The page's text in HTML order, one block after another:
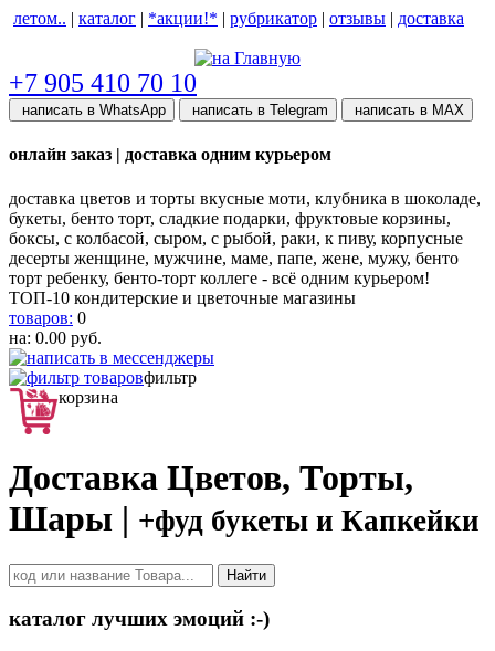
летом.. | каталог | *акции!* | рубрикатор | отзывы | доставка
+7 905 410 70 10
написать в WhatsApp написать в Telegram написать в МАХ
онлайн заказ | доставка одним курьером
доставка цветов и торты вкусные моти, клубника в шоколаде,
букеты, бенто торт, сладкие подарки, фруктовые корзины,
боксы, с колбасой, сыром, с рыбой, раки, к пиву, корпусные
десерты женщине, мужчине, маме, папе, жене, мужу, бенто
торт ребенку, бенто-торт коллеге - всё одним курьером!
ТОП-10 кондитерские и цветочные магазины
товаров: 0
на: 0.00 руб.
фильтр
корзина
Доставка Цветов, Торты,
Шары | +фуд букеты и Капкейки
Найти
каталог лучших эмоций :-)